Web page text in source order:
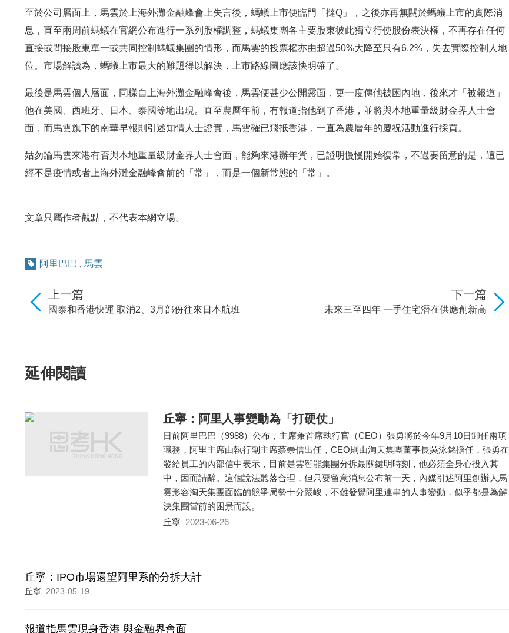
至於公司層面上，馬雲於上海外灘金融峰會上失言後，螞蟻上市便臨門「撻Q」，之後亦再無關於螞蟻上市的實際消
息，直至兩周前螞蟻在官網公布進行一系列股權調整，螞蟻集團各主要股東彼此獨立行使股份表決權，不再存在任何
直接或間接股東單一或共同控制螞蟻集團的情形，而馬雲的投票權亦由超過50%大降至只有6.2%，失去實際控制人地
位。市場解讀為，螞蟻上市最大的難題得以解決，上市路線圖應該快明確了。
最後是馬雲個人層面，同樣自上海外灘金融峰會後，馬雲便甚少公開露面，更一度傳他被困內地，後來才「被報道」
他在美國、西班牙、日本、泰國等地出現。直至農曆年前，有報道指他到了香港，並將與本地重量級財金界人士會
面，而馬雲旗下的南華早報則引述知情人士證實，馬雲確已飛抵香港，一直為農曆年的慶祝活動進行採買。
姑勿論馬雲來港有否與本地重量級財金界人士會面，能夠來港辦年貨，已證明慢慢開始復常，不過要留意的是，這已
經不是疫情或者上海外灘金融峰會前的「常」，而是一個新常態的「常」。
文章只屬作者觀點，不代表本網立場。
阿里巴巴 , 馬雲
下一篇
未來三至四年 一手住宅潛在供應創新高
上一篇
國泰和香港快運 取消2、3月部份往來日本航班
延伸閱讀
丘寧：阿里人事變動為「打硬仗」
日前阿里巴巴（9988）公布，主席兼首席執行官（CEO）張勇將於今年9月10日卸任兩項
職務，阿里主席由執行副主席蔡崇信出任，CEO則由淘天集團董事長吳泳銘擔任，張勇在
發給員工的內部信中表示，目前是雲智能集團分拆最關鍵明時刻，他必須全身心投入其
中，因而請辭。這個說法聽落合理，但只要留意消息公布前一天，內媒引述阿里創辦人馬
雲形容淘天集團面臨的競爭局勢十分嚴峻，不難發覺阿里連串的人事變動，似乎都是為解
決集團當前的困景而設。
丘寧 2023-06-26
丘寧：IPO市場還望阿里系的分拆大計
丘寧 2023-05-19
報道指馬雲現身香港 與金融界會面